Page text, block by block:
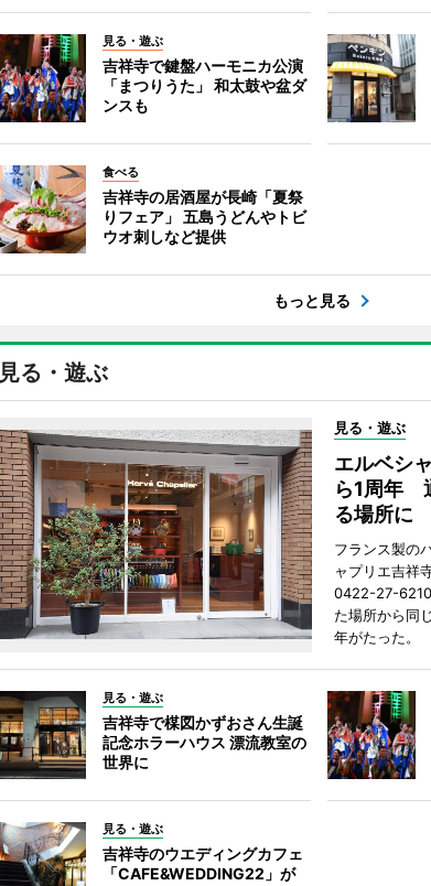
見る・遊ぶ
吉祥寺で鍵盤ハーモニカ公演
「まつりうた」 和太鼓や盆ダ
ンスも
食べる
吉祥寺の居酒屋が長崎「夏祭
りフェア」 五島うどんやトビ
ウオ刺しなど提供
もっと見る
見る・遊ぶ
見る・遊ぶ
エルベシ
ら1周年
る場所に
フランス製の
ャプリエ吉祥
0422-27-6210
た場所から同
年がたった。
見る・遊ぶ
吉祥寺で楳図かずおさん生誕
記念ホラーハウス 漂流教室の
世界に
見る・遊ぶ
吉祥寺のウエディングカフェ
「CAFE&WEDDING22」が